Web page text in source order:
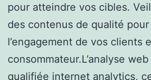
pour atteindre vos cibles.
des contenus de qualité
l’engagement de vos clients
consommateur.L’analyse
qualifiée internet analytics,